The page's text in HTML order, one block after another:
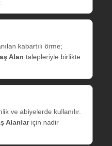
kabartılı örme;
Alan talepleriyle birlikte
ve abiyelerde kullanılır.
Alanlariçin nadir